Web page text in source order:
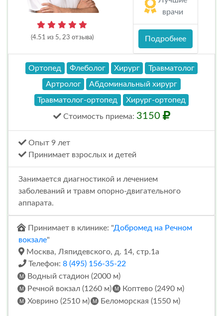
(4.51 из 5, 23 отзыва)
врачи
Подробнее
Ортопед Флеболог Хирург
Травматолог
Артролог
Абдоминальный хирург
Травматолог-ортопед
Хирург-ортопед
Стоимость приема: 3150
Опыт 9 лет
Принимает взрослых и детей
Занимается диагностикой и лечением
заболеваний и травм опорно-двигательного
аппарата.
Принимает в клинике: "Добромед на Речном
вокзале"
Москва, Ляпидевского, д. 14, стр.1а
Телефон: 8 (495) 156-35-22
Водный стадион (2000 м)
Речной вокзал (1260 м)
Коптево (2490 м)
Ховрино (2510 м)
Беломорская (1550 м)